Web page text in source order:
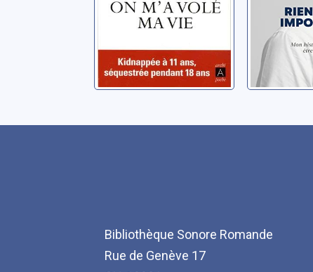
Bibliothèque Sonore Romande
Rue de Genève 17